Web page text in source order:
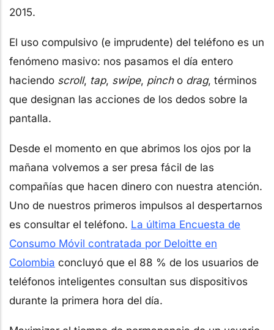
2015.
El uso compulsivo (e imprudente) del teléfono es un
fenómeno masivo: nos pasamos el día entero
haciendo scroll, tap, swipe, pincho drag, términos
que designan las acciones de los dedos sobre la
pantalla.
Desde el momento en que abrimos los ojos por la
mañana volvemos a ser presa fácil de las
compañías que hacen dinero con nuestra atención.
Uno de nuestros primeros impulsos al despertarnos
es consultar el teléfono. La última Encuesta de
Consumo Móvil contratada por Deloitte en
Colombia concluyó que el 88 % de los usuarios de
teléfonos inteligentes consultan sus dispositivos
durante la primera hora del día.